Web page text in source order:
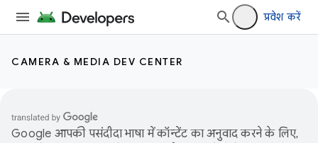
प्रवेश करें
CAMERA & MEDIA DEV CENTER
Google आपकी पसंदीदा भाषा में कॉन्टेंट का अनुवाद करने के लिए,